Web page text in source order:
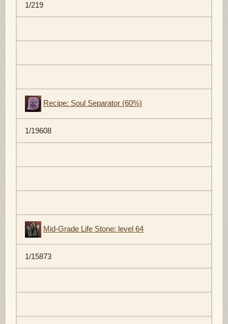
1/219
Recipe: Soul Separator (60%)
1/19608
Mid-Grade Life Stone: level 64
1/15873